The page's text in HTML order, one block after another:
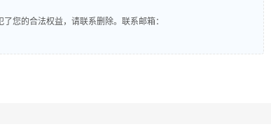
您的合法权益，请联系删除。联系邮箱：